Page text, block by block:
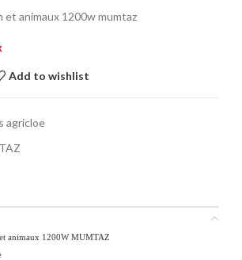
et animaux 1200w mumtaz
Add to wishlist
agricloe
animaux 1200W MUMTAZ